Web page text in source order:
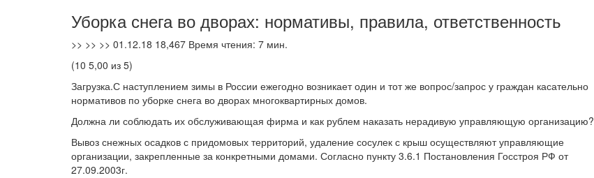
Уборка снега во дворах: нормативы, правила, ответственность
>> >> >> 01.12.18 18,467 Время чтения: 7 мин.
(10 5,00 из 5)
Загрузка.С наступлением зимы в России ежегодно возникает один и тот же вопрос/запрос у граждан касательно
нормативов по уборке снега во дворах многоквартирных домов.
Должна ли соблюдать их обслуживающая фирма и как рублем наказать нерадивую управляющую организацию?
Вывоз снежных осадков с придомовых территорий, удаление сосулек с крыш осуществляют управляющие
организации, закрепленные за конкретными домами. Согласно пункту 3.6.1 Постановления Госстроя РФ от
27.09.2003г.